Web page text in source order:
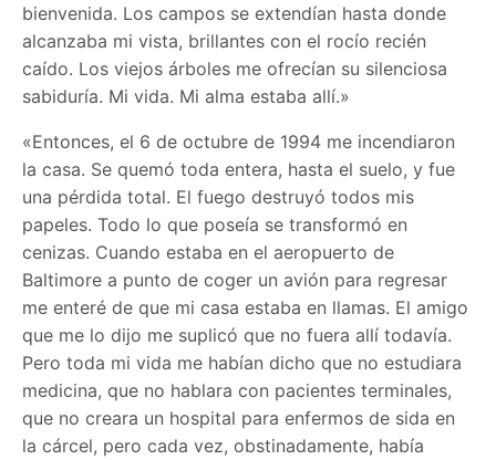
bienvenida. Los campos se extendían hasta donde
alcanzaba mi vista, brillantes con el rocío recién
caído. Los viejos árboles me ofrecían su silenciosa
sabiduría. Mi vida. Mi alma estaba allí.»
«Entonces, el 6 de octubre de 1994 me incendiaron
la casa. Se quemó toda entera, hasta el suelo, y fue
una pérdida total. El fuego destruyó todos mis
papeles. Todo lo que poseía se transformó en
cenizas. Cuando estaba en el aeropuerto de
Baltimore a punto de coger un avión para regresar
me enteré de que mi casa estaba en llamas. El amigo
que me lo dijo me suplicó que no fuera allí todavía.
Pero toda mi vida me habían dicho que no estudiara
medicina, que no hablara con pacientes terminales,
que no creara un hospital para enfermos de sida en
la cárcel, pero cada vez, obstinadamente, había